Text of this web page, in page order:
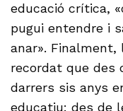
educació crítica,
pugui entendre i
anar».
recordat que des
darrers sis anys
educatiu: des de